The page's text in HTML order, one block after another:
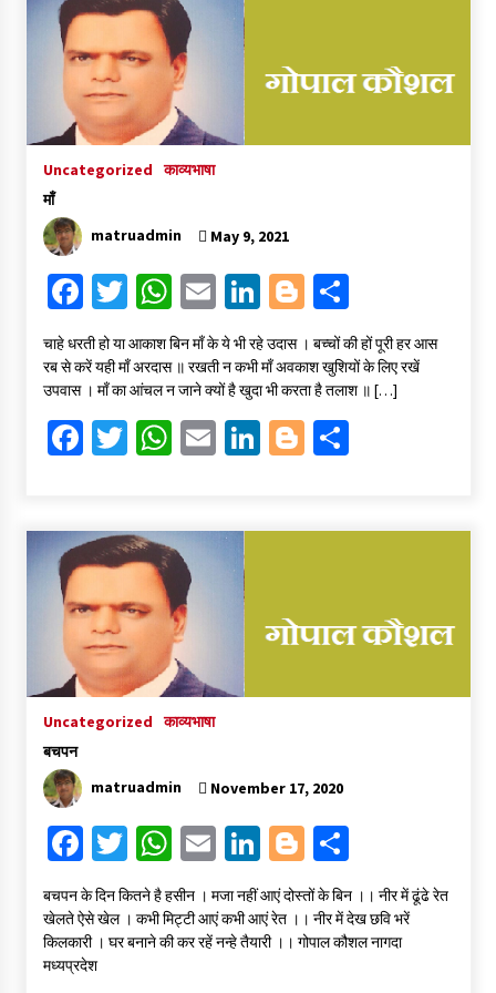
संकट में विज्ञान पत्रिकाओं का भविष्य
April 8, 2023
पत्रकारिता की राजधानी का हस्ताक्षर इंदौर प्रेस क्लब
हिन्दी कवि सम्मेलन आज भी अकेला है ओम जी के बिना….
July 7, 2023
Uncategorized काव्यभाषा
माँ
matruadmin
May 9, 2021
Fa
ce
b
o
o
k
T
tt
er
W
h
at
sA
p
p
E
m
ai
l
Li
n
ke
dI
n
Bl
gg
er
S
h
ar
e
चाहे धरती हो या आकाश बिन माँ के ये भी रहे उदास । बच्चों की हों पूरी हर आस
रब से करें यही माँ अरदास ॥ रखती न कभी माँ अवकाश खुशियों के लिए रखें
उपवास । माँ का आंचल न जाने क्यों है खुदा भी करता है तलाश ॥ […]
Fa
o
o
k
T
er
W
sA
p
p
E
l
Li
dI
Bl
er
S
e
Uncategorized काव्यभाषा
बचपन
matruadmin
November 17, 2020
Fa
ce
b
o
T
wi
tt
er
W
h
at
sA
E
ai
l
Li
n
ke
dI
Bl
o
gg
er
S
ar
e
बचपन के दिन कितने है हसीन । मजा नहीं आएं दोस्तों के बिन ।। नीर में ढूंढे रेत
खेलते ऐसे खेल । कभी मिट्टी आएं कभी आएं रेत ।। नीर में देख छवि भरें
किलकारी । घर बनाने की कर रहें नन्हे तैयारी ।। गोपाल कौशल नागदा
मध्यप्रदेश